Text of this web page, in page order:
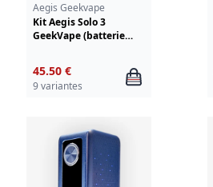
Aegis Geekvape
Kit Aegis Solo 3
GeekVape (batterie
45.50 €
9 variantes